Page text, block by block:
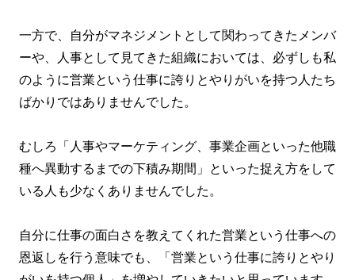
一方で、自分がマネジメントとして関わってきたメンバ
ーや、人事として見てきた組織においては、必ずしも私
のように営業という仕事に誇りとやりがいを持つ人たち
ばかりではありませんでした。
むしろ「人事やマーケティング、事業企画といった他職
種へ異動するまでの下積み期間」といった捉え方をして
いる人も少なくありませんでした。
自分に仕事の面白さを教えてくれた営業という仕事への
恩返しを行う意味でも、「営業という仕事に誇りとやり